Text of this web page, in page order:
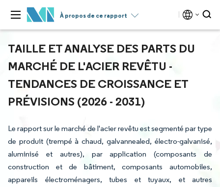
À propos de ce rapport
TAILLE ET ANALYSE DES PARTS DU
MARCHÉ DE L'ACIER REVÊTU -
TENDANCES DE CROISSANCE ET
PRÉVISIONS (2026 - 2031)
Le rapport sur le marché de l'acier revêtu est segmenté par type
de produit (trempé à chaud, galvannealed, électro-galvanisé,
aluminisé et autres), par application (composants de
construction et de bâtiment, composants automobiles,
appareils électroménagers, tubes et tuyaux, et autres